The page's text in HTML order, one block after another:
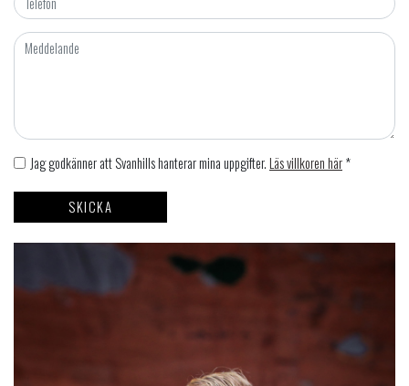
Jag godkänner att Svanhills hanterar mina uppgifter.Läs villkoren här*